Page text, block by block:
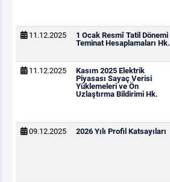
11.12.2025
1 Ocak Resmî Tatil Dönemi
Teminat Hesaplamaları Hk.
11.12.2025
Kasım 2025 Elektrik
Piyasası Sayaç Verisi
Yüklemeleri ve Ön
Uzlaştırma Bildirimi Hk.
09.12.2025 2026 Yılı Profil Katsayıları